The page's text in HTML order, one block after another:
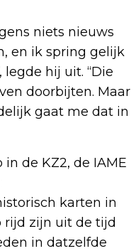
niets nieuws
en ik spring gelijk
hij uit. “Die
doorbijten. Maar
gaat me dat in
de KZ2, de IAME
karten in
rijd zijn uit de tijd
in datzelfde